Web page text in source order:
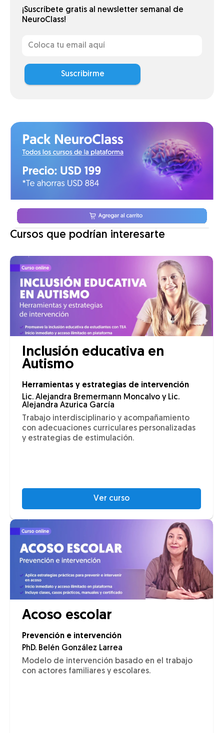
¡Suscríbete gratis al newsletter semanal de
NeuroClass!
Suscribirme
Cursos que podrían interesarte
Inclusión educativa en
Autismo
Herramientas y estrategias de intervención
Lic. Alejandra Bremermann Moncalvo y Lic.
Alejandra Azurica García
Trabajo interdisciplinario y acompañamiento
con adecuaciones curriculares personalizadas
y estrategias de estimulación.
Ver curso
Acoso escolar
Prevención e intervención
PhD. Belén González Larrea
Modelo de intervención basado en el trabajo
con actores familiares y escolares.